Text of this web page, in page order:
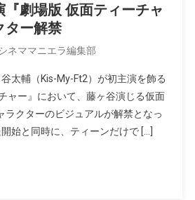
劇場版 仮面ティーチャ
ター解禁
ネママニエラ編集部
太輔（Kis-My-Ft2）が初主演を飾る
ャー』において、藤ヶ谷演じる仮面
ラクターのビジュアルが解禁となっ
始と同時に、ティーンだけで […]